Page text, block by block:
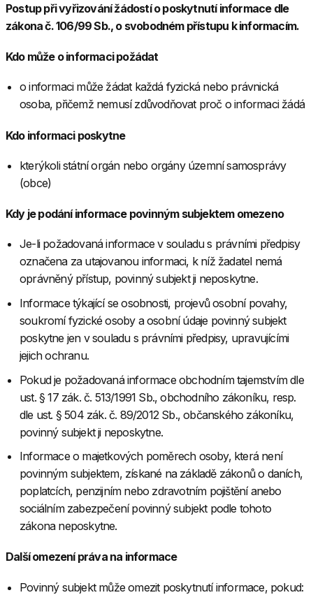
Postup při vyřizování žádostí o poskytnutí informace dle
zákona č. 106/99 Sb., o svobodném přístupu k informacím.
Kdo může o informaci požádat
o informaci může žádat každá fyzická nebo právnická
osoba, přičemž nemusí zdůvodňovat proč o informaci žádá
Kdo informaci poskytne
kterýkoli státní orgán nebo orgány územní samosprávy
(obce)
Kdy je podání informace povinným subjektem omezeno
Je-li požadovaná informace v souladu s právními předpisy
označena za utajovanou informaci, k níž žadatel nemá
oprávněný přístup, povinný subjekt ji neposkytne.
Informace týkající se osobnosti, projevů osobní povahy,
soukromí fyzické osoby a osobní údaje povinný subjekt
poskytne jen v souladu s právními předpisy, upravujícími
jejich ochranu.
Pokud je požadovaná informace obchodním tajemstvím dle
ust. § 17 zák. č. 513/1991 Sb., obchodního zákoníku, resp.
dle ust. § 504 zák. č. 89/2012 Sb., občanského zákoníku,
povinný subjekt ji neposkytne.
Informace o majetkových poměrech osoby, která není
povinným subjektem, získané na základě zákonů o daních,
poplatcích, penzijním nebo zdravotním pojištění anebo
sociálním zabezpečení povinný subjekt podle tohoto
zákona neposkytne.
Další omezení práva na informace
Povinný subjekt může omezit poskytnutí informace, pokud: